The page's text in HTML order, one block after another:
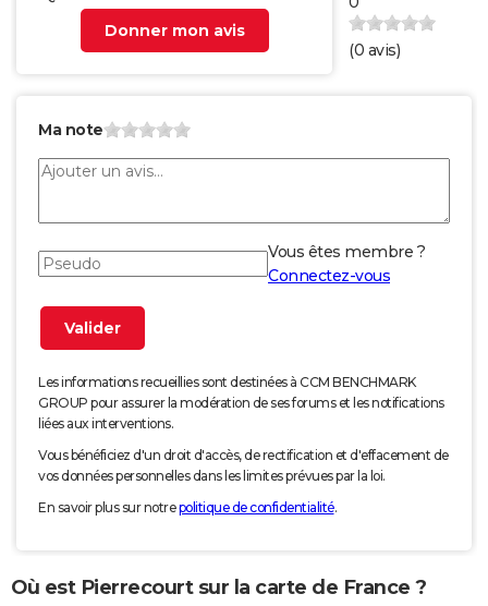
Donner mon avis
(0 avis)
Ma note
Vous êtes membre ?
Connectez-vous
Les informations recueillies sont destinées à CCM BENCHMARK
GROUP pour assurer la modération de ses forums et les notifications
liées aux interventions.
Vous bénéficiez d'un droit d'accès, de rectification et d'effacement de
vos données personnelles dans les limites prévues par la loi.
En savoir plus sur notrepolitique de confidentialité.
Où est Pierrecourt sur la carte de France ?